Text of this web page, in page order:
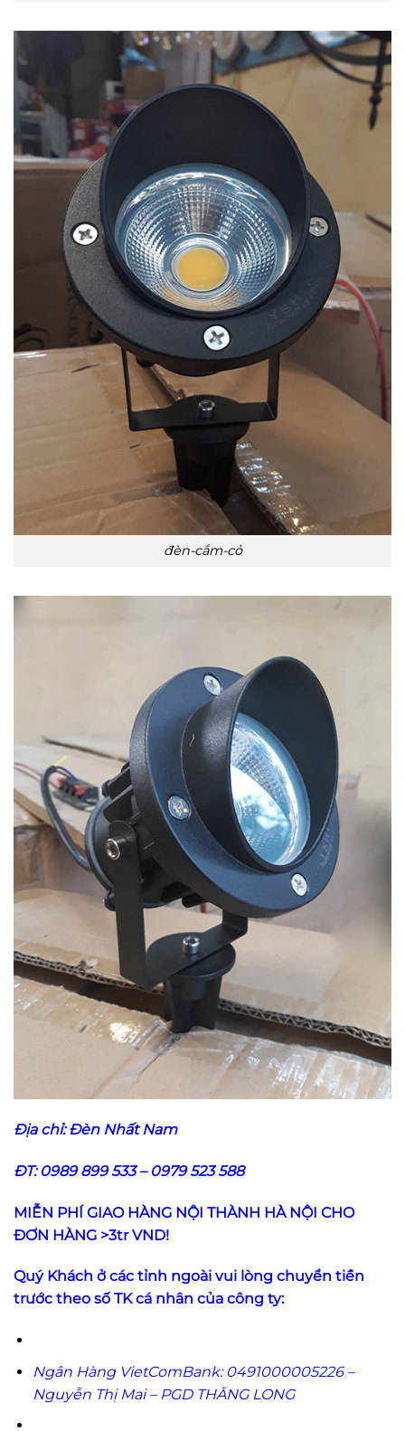
đèn-cắm-cỏ
Địa chỉ:Đèn Nhất Nam
ĐT: 0989 899 533 – 0979 523 588
MIỄN PHÍ GIAO HÀNG NỘI THÀNH HÀ NỘI CHO
ĐƠN HÀNG >3tr VND!
Quý Khách ở các tỉnh ngoài vui lòng chuyển tiền
trước theo số TK cá nhân của công ty:
Ngân Hàng VietComBank: 0491000005226 –
Nguyễn Thị Mai – PGD THĂNG LONG